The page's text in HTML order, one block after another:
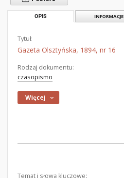
OPIS INFORMACJE
Tytuł:
Gazeta Olsztyńska, 1894, nr 16
Rodzaj dokumentu:
czasopismo
Więcej
Temat i słowa kluczowe: